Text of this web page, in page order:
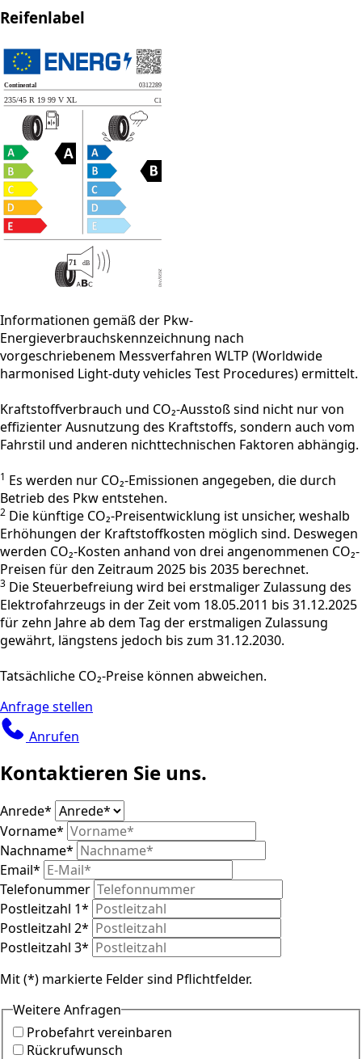
Reifenlabel
Informationen gemäß der Pkw-
Energieverbrauchskennzeichnung nach
vorgeschriebenem Messverfahren WLTP (Worldwide
harmonised Light-duty vehicles Test Procedures) ermittelt.
Kraftstoffverbrauch und CO₂-Ausstoß sind nicht nur von
effizienter Ausnutzung des Kraftstoffs, sondern auch vom
Fahrstil und anderen nichttechnischen Faktoren abhängig.
1 Es werden nur CO₂-Emissionen angegeben, die durch
Betrieb des Pkw entstehen.
2 Die künftige CO₂-Preisentwicklung ist unsicher, weshalb
Erhöhungen der Kraftstoffkosten möglich sind. Deswegen
werden CO₂-Kosten anhand von drei angenommenen CO₂-
Preisen für den Zeitraum 2025 bis 2035 berechnet.
3 Die Steuerbefreiung wird bei erstmaliger Zulassung des
Elektrofahrzeugs in der Zeit vom 18.05.2011 bis 31.12.2025
für zehn Jahre ab dem Tag der erstmaligen Zulassung
gewährt, längstens jedoch bis zum 31.12.2030.
Tatsächliche CO₂-Preise können abweichen.
Anfrage stellen
Anrufen
Kontaktieren Sie uns.
Anrede*
Vorname*
Nachname*
Email*
Telefonummer
Postleitzahl 1*
Postleitzahl 2*
Postleitzahl 3*
Mit (*) markierte Felder sind Pflichtfelder.
Weitere Anfragen
Probefahrt vereinbaren
Rückrufwunsch